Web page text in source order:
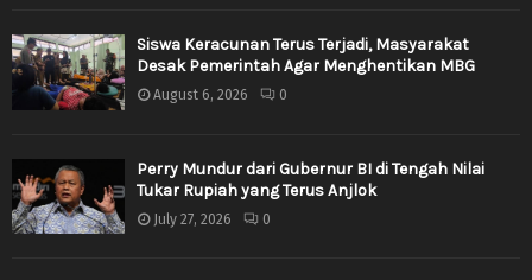
Siswa Keracunan Terus Terjadi, Masyarakat
Desak Pemerintah Agar Menghentikan MBG
August 6, 2026 0
Perry Mundur dari Gubernur BI di Tengah Nilai
Tukar Rupiah yang Terus Anjlok
July 27, 2026 0